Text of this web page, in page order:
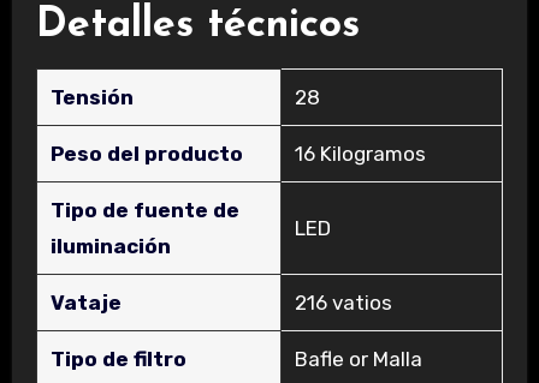
Detalles técnicos
Tensión ‎28
Peso del producto ‎16 Kilogramos
Tipo de fuente de
iluminación
‎LED
Vataje ‎216 vatios
Tipo de filtro ‎Bafle or Malla